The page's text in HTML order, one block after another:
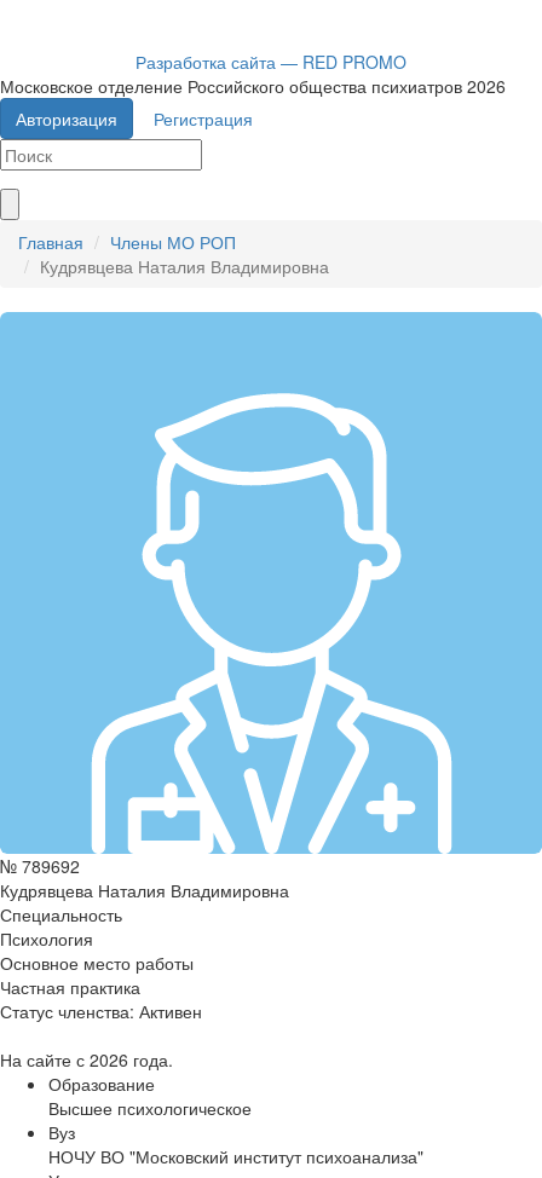
Разработка сайта — RED PROMO
Московское отделение Российского общества психиатров 2026
Авторизация
Регистрация
Главная
Члены МО РОП
Кудрявцева Наталия Владимировна
№ 789692
Кудрявцева Наталия Владимировна
Специальность
Психология
Основное место работы
Частная практика
Статус членства: Активен
На сайте с 2026 года.
Образование
Высшее психологическое
Вуз
НОЧУ ВО "Московский институт психоанализа"